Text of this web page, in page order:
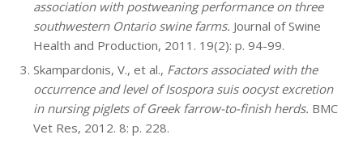
association with postweaning performance on three
southwestern Ontario swine farms. Journal of Swine
Health and Production, 2011. 19(2): p. 94-99.
Skampardonis, V., et al., Factors associated with the
occurrence and level of Isospora suis oocyst excretion
in nursing piglets of Greek farrow-to-finish herds. BMC
Vet Res, 2012. 8: p. 228.